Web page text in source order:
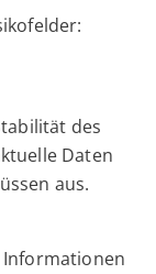
des
Daten
aus.
Informationen